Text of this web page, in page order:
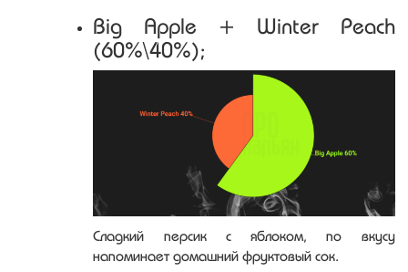
Big Apple + Winter Peach
(60%\40%);
Сладкий персик с яблоком, по вкусу
напоминает домашний фруктовый сок.